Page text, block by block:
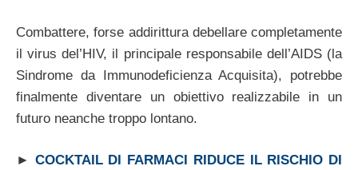
Combattere, forse addirittura debellare completamente
il virus del’HIV, il principale responsabile dell’AIDS (la
Sindrome da Immunodeficienza Acquisita), potrebbe
finalmente diventare un obiettivo realizzabile in un
futuro neanche troppo lontano.
► COCKTAIL DI FARMACI RIDUCE IL RISCHIO DI